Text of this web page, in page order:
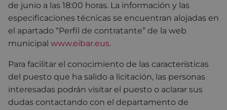
de junio a las 18:00 horas. La información y las
especificaciones técnicas se encuentran alojadas en
el apartado “Perfil de contratante” de la web
municipal www.eibar.eus.
Para facilitar el conocimiento de las características
del puesto que ha salido a licitación, las personas
interesadas podrán visitar el puesto o aclarar sus
dudas contactando con el departamento de